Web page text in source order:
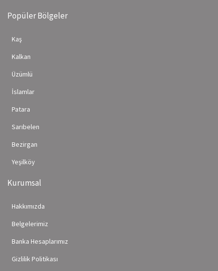
Popüler Bölgeler
Kaş
Kalkan
Üzümlü
İslamlar
Patara
Sarıbelen
Bezirgan
Yeşilköy
Kurumsal
Hakkımızda
Belgelerimiz
Banka Hesaplarımız
Gizlilik Politikası